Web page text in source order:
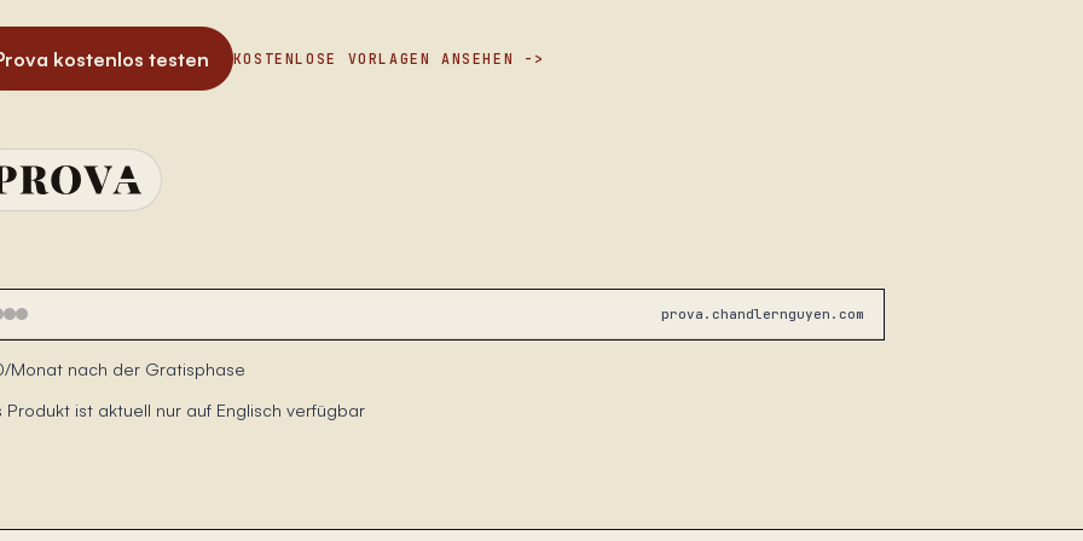
kostenlos testen KOSTENLOSE VORLAGEN ANSEHEN
prova.chandlernguyen.com
Monat nach der Gratisphase
Produkt ist aktuell nur auf Englisch verfügbar